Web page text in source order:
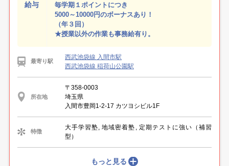
給与
毎学期１ポイントにつき
5000～10000円のボーナスあり！
（年３回）
★授業以外の作業も事務給有り。
最寄り駅
西武池袋線 入間市駅
西武池袋線 稲荷山公園駅
所在地
〒358-0003
埼玉県
入間市豊岡1-2-17 カツヨシビル1F
特徴
大手学習塾, 地域密着塾, 定期テストに強い（補習
型）
もっと見る